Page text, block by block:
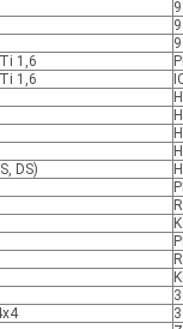
1,6
1,6
DS)